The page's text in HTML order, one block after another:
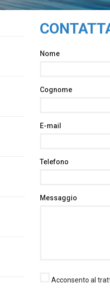
Nome
Cognome
E-mail
Telefono
Messaggio
Acconsento al